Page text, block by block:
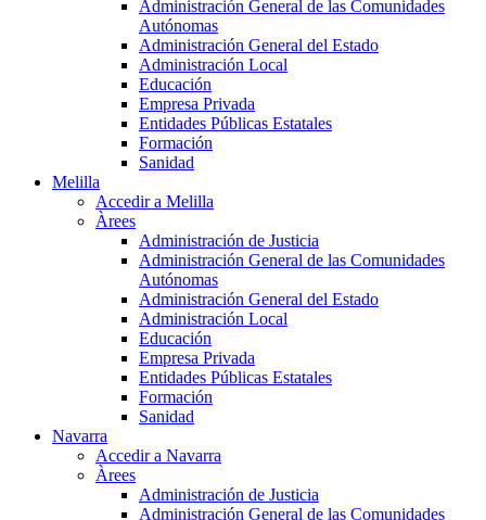
Administración General de las Comunidades
Autónomas
Administración General del Estado
Administración Local
Educación
Empresa Privada
Entidades Públicas Estatales
Formación
Sanidad
Melilla
Accedir a Melilla
Àrees
Administración de Justicia
Administración General de las Comunidades
Autónomas
Administración General del Estado
Administración Local
Educación
Empresa Privada
Entidades Públicas Estatales
Formación
Sanidad
Navarra
Accedir a Navarra
Àrees
Administración de Justicia
Administración General de las Comunidades